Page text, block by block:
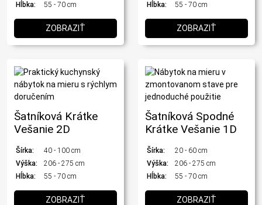
Hĺbka:
55 - 70 cm
ZOBRAZIŤ
Hĺbka:
55 - 70 cm
ZOBRAZIŤ
Šatníková Krátke
Vešanie 2D
Šírka:
40 - 100 cm
Výška:
206 - 275 cm
Hĺbka:
55 - 70 cm
ZOBRAZIŤ
Šatníková Spodné
Krátke Vešanie 1D
Šírka:
20 - 60 cm
Výška:
206 - 275 cm
Hĺbka:
55 - 70 cm
ZOBRAZIŤ